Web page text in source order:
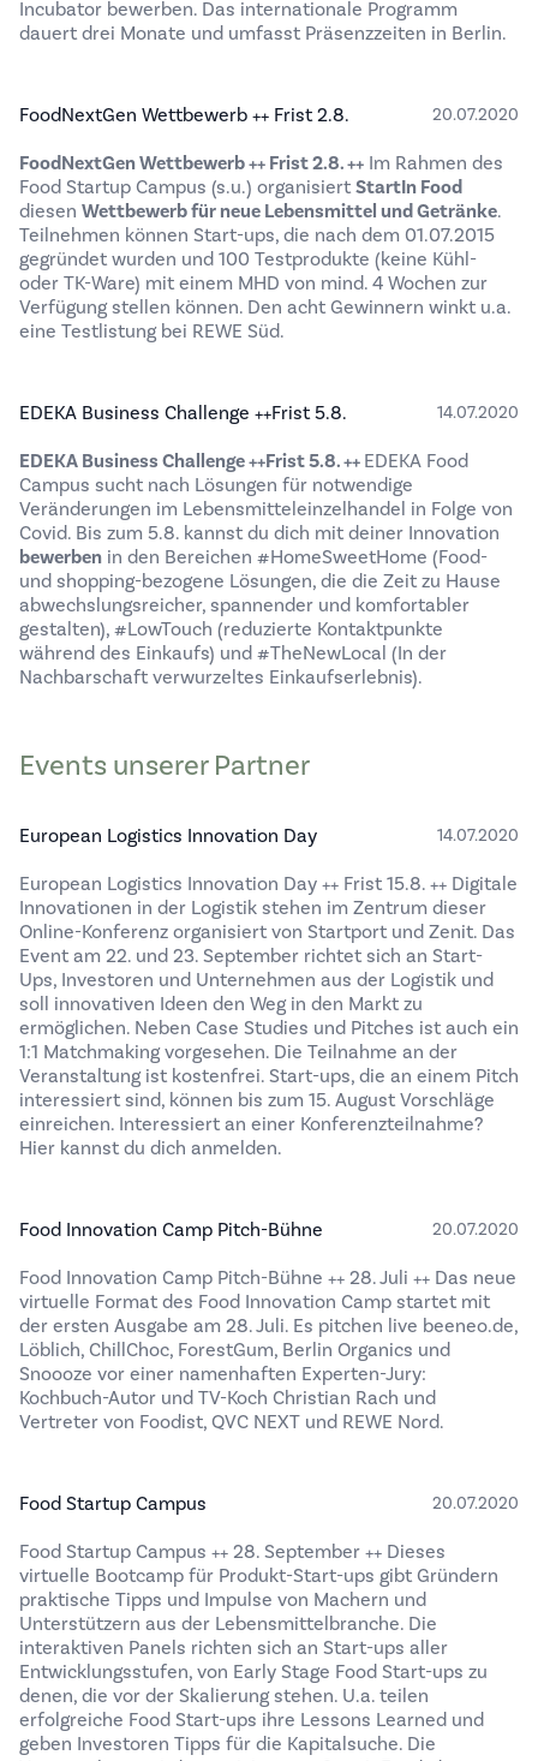
Incubator bewerben. Das internationale Programm
dauert drei Monate und umfasst Präsenzzeiten in Berlin.
FoodNextGen Wettbewerb ++ Frist 2.8. 20.07.2020
FoodNextGen Wettbewerb ++ Frist 2.8. ++ Im Rahmen des
Food Startup Campus (s.u.) organisiert StartIn Food
diesen Wettbewerb für neue Lebensmittel und Getränke.
Teilnehmen können Start-ups, die nach dem 01.07.2015
gegründet wurden und 100 Testprodukte (keine Kühl-
oder TK-Ware) mit einem MHD von mind. 4 Wochen zur
Verfügung stellen können. Den acht Gewinnern winkt u.a.
eine Testlistung bei REWE Süd.
EDEKA Business Challenge ++Frist 5.8. 14.07.2020
EDEKA Business Challenge ++Frist 5.8. ++ EDEKA Food
Campus sucht nach Lösungen für notwendige
Veränderungen im Lebensmitteleinzelhandel in Folge von
Covid. Bis zum 5.8. kannst du dich mit deiner Innovation
bewerben in den Bereichen #HomeSweetHome (Food-
und shopping-bezogene Lösungen, die die Zeit zu Hause
abwechslungsreicher, spannender und komfortabler
gestalten), #LowTouch (reduzierte Kontaktpunkte
während des Einkaufs) und #TheNewLocal (In der
Nachbarschaft verwurzeltes Einkaufserlebnis).
Events unserer Partner
European Logistics Innovation Day 14.07.2020
European Logistics Innovation Day ++ Frist 15.8. ++ Digitale
Innovationen in der Logistik stehen im Zentrum dieser
Online-Konferenz organisiert von Startport und Zenit. Das
Event am 22. und 23. September richtet sich an Start-
Ups, Investoren und Unternehmen aus der Logistik und
soll innovativen Ideen den Weg in den Markt zu
ermöglichen. Neben Case Studies und Pitches ist auch ein
1:1 Matchmaking vorgesehen. Die Teilnahme an der
Veranstaltung ist kostenfrei. Start-ups, die an einem Pitch
interessiert sind, können bis zum 15. August Vorschläge
einreichen. Interessiert an einer Konferenzteilnahme?
Hier kannst du dich anmelden.
Food Innovation Camp Pitch-Bühne 20.07.2020
Food Innovation Camp Pitch-Bühne ++ 28. Juli ++ Das neue
virtuelle Format des Food Innovation Camp startet mit
der ersten Ausgabe am 28. Juli. Es pitchen live beeneo.de,
Löblich, ChillChoc, ForestGum, Berlin Organics und
Snoooze vor einer namenhaften Experten-Jury:
Kochbuch-Autor und TV-Koch Christian Rach und
Vertreter von Foodist, QVC NEXT und REWE Nord.
Food Startup Campus 20.07.2020
Food Startup Campus ++ 28. September ++ Dieses
virtuelle Bootcamp für Produkt-Start-ups gibt Gründern
praktische Tipps und Impulse von Machern und
Unterstützern aus der Lebensmittelbranche. Die
interaktiven Panels richten sich an Start-ups aller
Entwicklungsstufen, von Early Stage Food Start-ups zu
denen, die vor der Skalierung stehen. U.a. teilen
erfolgreiche Food Start-ups ihre Lessons Learned und
geben Investoren Tipps für die Kapitalsuche. Die